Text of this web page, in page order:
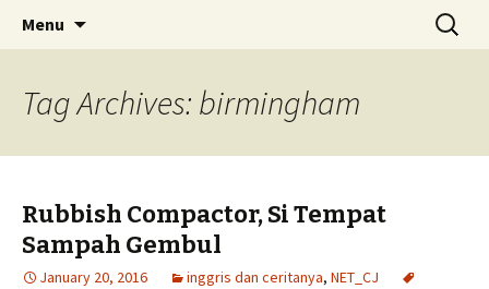
Menu
Search
for:
Tag Archives: birmingham
Rubbish Compactor, Si Tempat
Sampah Gembul
January 20, 2016 inggris dan ceritanya, NET_CJ